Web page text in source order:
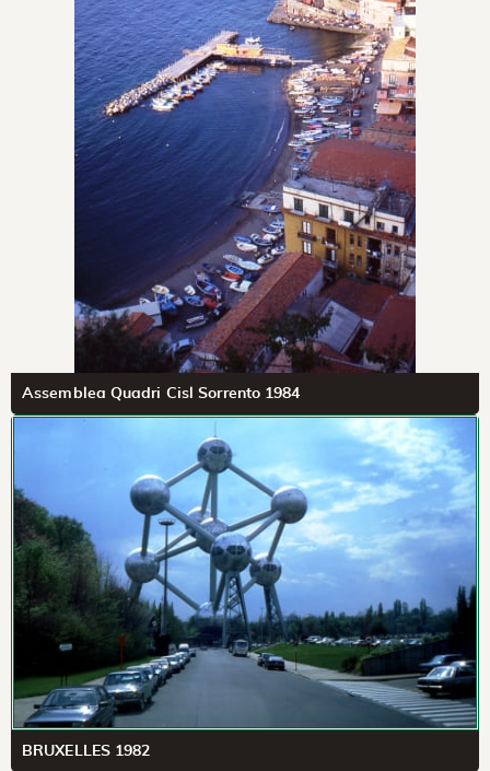
Assemblea Quadri Cisl Sorrento 1984
BRUXELLES 1982